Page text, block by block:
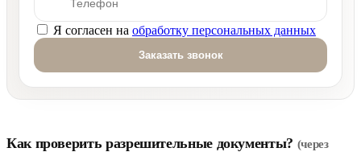
Оставьте это поле пустым.
Я согласен на обработку персональных данных
Как проверить разрешительные документы? (через